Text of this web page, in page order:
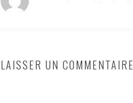
LAISSER UN COMMENTAIRE